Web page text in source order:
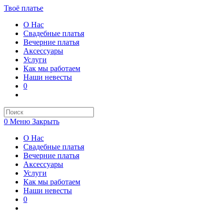
Перейти
содержимому
Твоё платье
О Нас
Свадебные платья
Вечерние платья
Аксессуары
Услуги
Как мы работаем
Наши невесты
0
по
веб-
0 Меню Закрыть
О Нас
Свадебные платья
Вечерние платья
Аксессуары
Услуги
Как мы работаем
Наши невесты
0